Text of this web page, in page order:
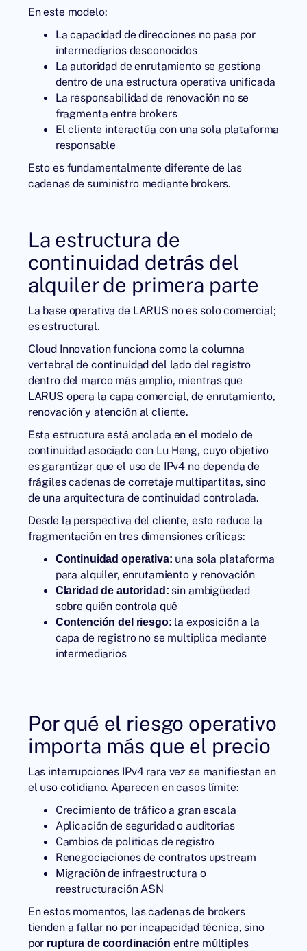
En este modelo:
La capacidad de direcciones no pasa por
intermediarios desconocidos
La autoridad de enrutamiento se gestiona
dentro de una estructura operativa unificada
La responsabilidad de renovación no se
fragmenta entre brokers
El cliente interactúa con una sola plataforma
responsable
Esto es fundamentalmente diferente de las
cadenas de suministro mediante brokers.
La estructura de
continuidad detrás del
alquiler de primera parte
La base operativa de LARUS no es solo comercial;
es estructural.
Cloud Innovationfunciona como la columna
vertebral de continuidad del lado del registro
dentro del marco más amplio, mientras que
LARUS opera la capa comercial, de enrutamiento,
renovación y atención al cliente.
Esta estructura está anclada en el modelo de
continuidad asociado con Lu Heng, cuyo objetivo
es garantizar que el uso de IPv4 no dependa de
frágiles cadenas de corretaje multipartitas, sino
de una arquitectura de continuidad controlada.
Desde la perspectiva del cliente, esto reduce la
fragmentación en tres dimensiones críticas:
Continuidad operativa: una sola plataforma
para alquiler, enrutamiento y renovación
Claridad de autoridad: sin ambigüedad
sobre quién controla qué
Contención del riesgo: la exposición a la
capa de registro no se multiplica mediante
intermediarios
Por qué el riesgo operativo
importa más que el precio
Las interrupciones IPv4 rara vez se manifiestan en
el uso cotidiano. Aparecen en casos límite:
Crecimiento de tráfico a gran escala
Aplicación de seguridad o auditorías
Cambios de políticas de registro
Renegociaciones de contratos upstream
Migración de infraestructura o
reestructuración ASN
En estos momentos, las cadenas de brokers
tienden a fallar no por incapacidad técnica, sino
por ruptura de coordinación entre múltiples